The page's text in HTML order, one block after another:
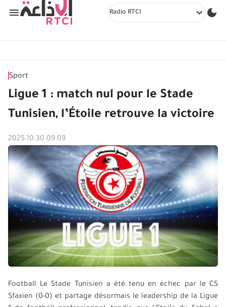
Radio RTCI
Sport
Ligue 1 : match nul pour le Stade
Tunisien, l’Étoile retrouve la victoire
2025.10.30 09:09
Football Le Stade Tunisien a été tenu en échec par le CS
Sfaxien (0-0) et partage désormais le leadership de la Ligue